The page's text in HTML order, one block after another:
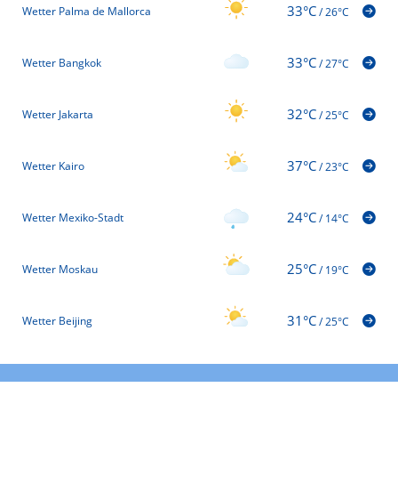
Wetter Palma de Mallorca 33°C/26°C
Wetter Bangkok 33°C/27°C
Wetter Jakarta 32°C/25°C
Wetter Kairo 37°C/23°C
Wetter Mexiko-Stadt 24°C/14°C
Wetter Moskau 25°C/19°C
Wetter Beijing 31°C/25°C